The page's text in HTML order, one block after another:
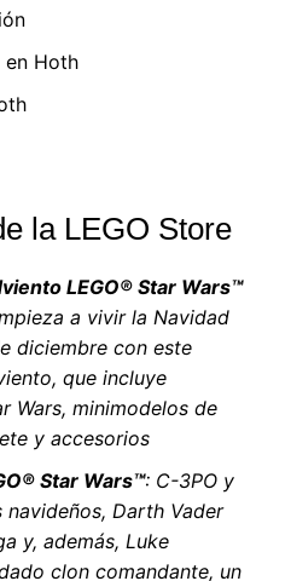
en Hoth
la LEGO Store
LEGO® Star Wars™
a vivir la Navidad
diciembre con este
que incluye
Wars, minimodelos de
y accesorios
Star Wars™: C-3PO y
navideños, Darth Vader
y, además, Luke
clon comandante, un